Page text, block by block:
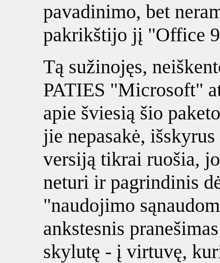
pavadinimo, bet
pakrikštijo jį "Office
Tą sužinojęs,
PATIES "Microsoft"
apie šviesią šio
jie nepasakė,
versiją tikrai ruošia,
neturi ir pagrindinis
"naudojimo
ankstesnis
skylutę - į virtuvę,